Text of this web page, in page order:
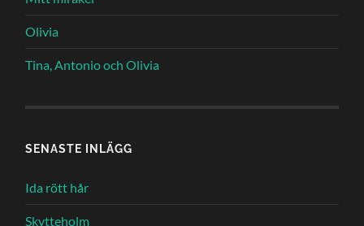
Olivia
Tina, Antonio och Olivia
SENASTE INLÄGG
Ida rött hår
Skytteholm